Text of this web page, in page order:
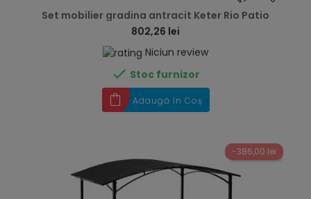
Set mobilier gradina antracit Keter Rio Patio
802,26 lei
Niciun review
 Stoc furnizor
Adaugă în Coș
-386,00 lei